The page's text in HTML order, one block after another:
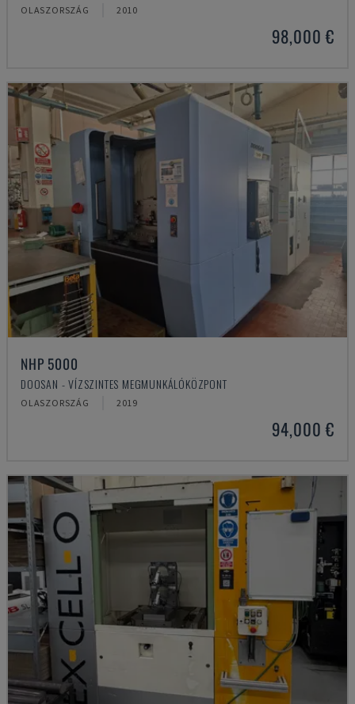
OLASZORSZÁG 2010
98,000 €
NHP 5000
DOOSAN - VÍZSZINTES MEGMUNKÁLÓKÖZPONT
OLASZORSZÁG 2019
94,000 €